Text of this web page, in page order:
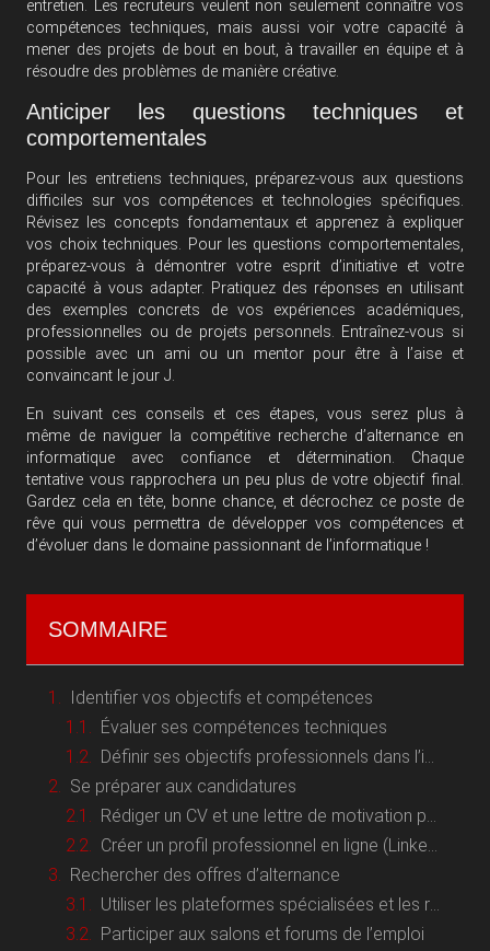
entretien. Les recruteurs veulent non seulement connaître vos
compétences techniques, mais aussi voir votre capacité à
mener des projets de bout en bout, à travailler en équipe et à
résoudre des problèmes de manière créative.
Anticiper les questions techniques et
comportementales
Pour les entretiens techniques, préparez-vous aux questions
difficiles sur vos compétences et technologies spécifiques.
Révisez les concepts fondamentaux et apprenez à expliquer
vos choix techniques. Pour les questions comportementales,
préparez-vous à démontrer votre esprit d’initiative et votre
capacité à vous adapter. Pratiquez des réponses en utilisant
des exemples concrets de vos expériences académiques,
professionnelles ou de projets personnels. Entraînez-vous si
possible avec un ami ou un mentor pour être à l’aise et
convaincant le jour J.
En suivant ces conseils et ces étapes, vous serez plus à
même de naviguer la compétitive recherche d’alternance en
informatique avec confiance et détermination. Chaque
tentative vous rapprochera un peu plus de votre objectif final.
Gardez cela en tête, bonne chance, et décrochez ce poste de
rêve qui vous permettra de développer vos compétences et
d’évoluer dans le domaine passionnant de l’informatique !
SOMMAIRE
Identifier vos objectifs et compétences
Évaluer ses compétences techniques
Définir ses objectifs professionnels dans l’informatique
Se préparer aux candidatures
Rédiger un CV et une lettre de motivation percutants
Créer un profil professionnel en ligne (LinkedIn, GitHub, etc.)
Rechercher des offres d’alternance
Utiliser les plateformes spécialisées et les réseaux sociaux
Participer aux salons et forums de l’emploi